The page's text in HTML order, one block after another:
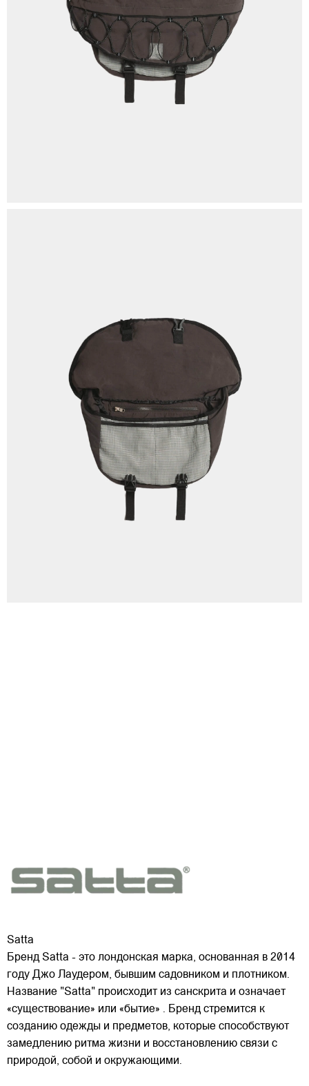
Satta
Бренд Satta - это лондонская марка, основанная в 2014
году Джо Лаудером, бывшим садовником и плотником.
Название "Satta" происходит из санскрита и означает
«существование» или «бытие» . Бренд стремится к
созданию одежды и предметов, которые способствуют
замедлению ритма жизни и восстановлению связи с
природой, собой и окружающими.